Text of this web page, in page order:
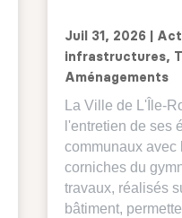
Juil 31, 2026|
infrastructures,
Aménagements
La Ville de L'Île-
l'entretien de ses
communaux avec
corniches du
travaux, réalisés
bâtiment,